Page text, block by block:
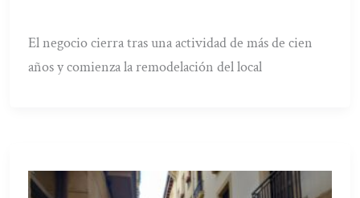
El negocio cierra tras una actividad de más de cien
años y comienza la remodelación del local